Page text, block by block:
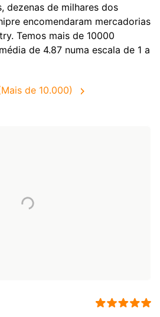
dezenas de milhares dos
encomendaram mercadorias
Temos mais de 10000
de 4.87 numa escala de 1 a
de 10.000)